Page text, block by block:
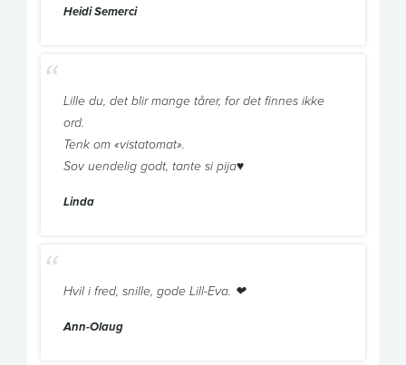
Heidi Semerci
Lille du, det blir mange tårer, for det finnes ikke
ord.
Tenk om «vistatomat».
Sov uendelig godt, tante si pija♥️
Linda
Hvil i fred, snille, gode Lill-Eva. ❤
Ann-Olaug